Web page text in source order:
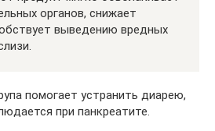
органов, снижает
выведению вредных
помогает устранить диарею,
при панкреатите.